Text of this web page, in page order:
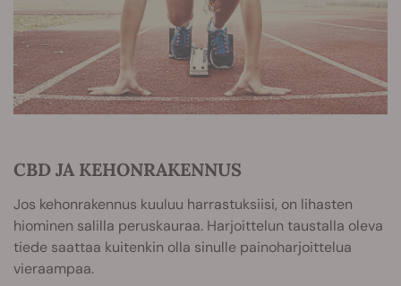
CBD JA KEHONRAKENNUS
Jos kehonrakennus kuuluu harrastuksiisi, on lihasten
hiominen salilla peruskauraa. Harjoittelun taustalla oleva
tiede saattaa kuitenkin olla sinulle painoharjoittelua
vieraampaa.